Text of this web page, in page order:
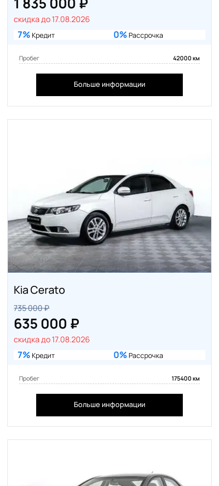
скидка до 17.08.2026
7% Кредит 0% Рассрочка
Пробег 42000 км
Больше информации
Kia Cerato
735 000 ₽
635 000 ₽
скидка до 17.08.2026
7% Кредит 0% Рассрочка
Пробег 175400 км
Больше информации